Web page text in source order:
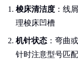
梭床清洁度 ：线
理梭床凹槽
机针状态 ：弯曲
针时注意型号匹配